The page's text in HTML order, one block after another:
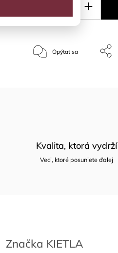
Opýtať sa
Kvalita, ktorá vydrží
Veci, ktoré posuniete ďalej
Značka KIETLA